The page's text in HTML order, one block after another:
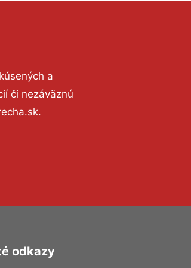
a
či nezáväznú
odkazy